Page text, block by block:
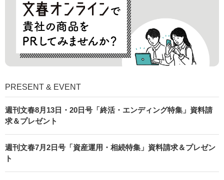
PRESENT & EVENT
週刊文春8月13日・20日号「終活・エンディング特集」資料請
求＆プレゼント
週刊文春7月2日号「資産運用・相続特集」資料請求＆プレゼン
ト